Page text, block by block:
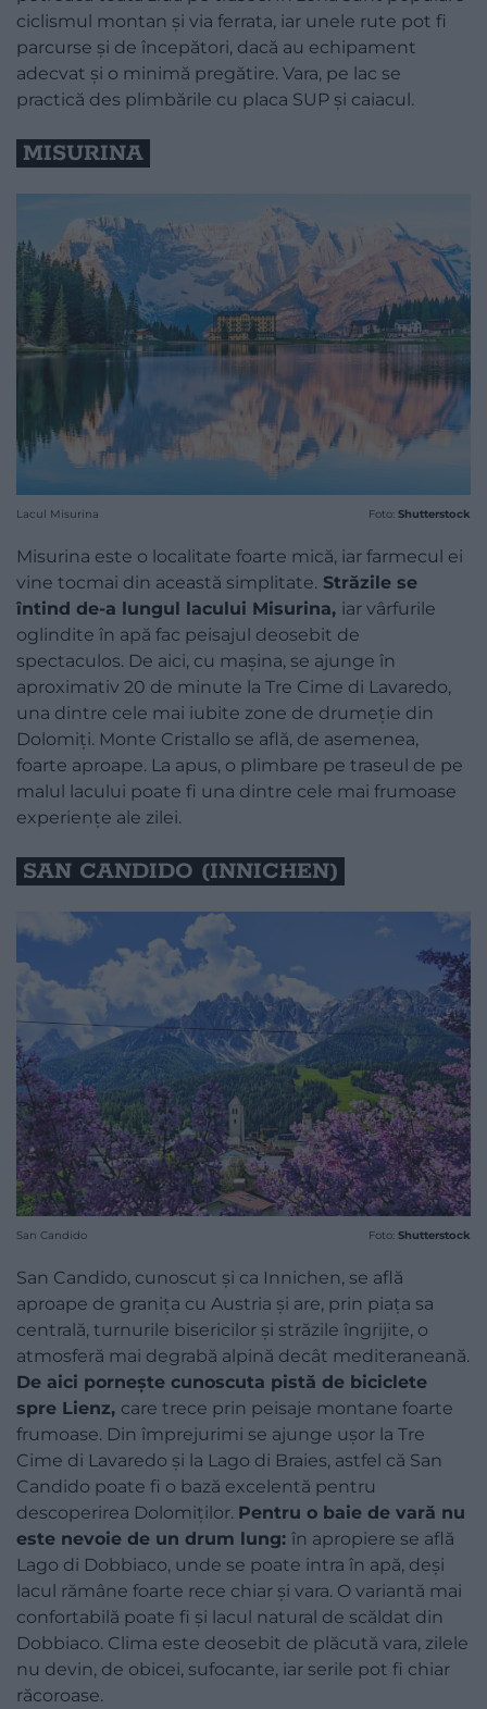
ciclismul montan și via ferrata, iar unele rute pot fi
parcurse și de începători, dacă au echipament
adecvat și o minimă pregătire. Vara, pe lac se
practică des plimbările cu placa SUP și caiacul.
MISURINA
Lacul Misurina Foto: Shutterstock
Misurina este o localitate foarte mică, iar farmecul ei
vine tocmai din această simplitate. Străzile se
întind de-a lungul lacului Misurina, iar vârfurile
oglindite în apă fac peisajul deosebit de
spectaculos. De aici, cu mașina, se ajunge în
aproximativ 20 de minute la Tre Cime di Lavaredo,
una dintre cele mai iubite zone de drumeție din
Dolomiți. Monte Cristallo se află, de asemenea,
foarte aproape. La apus, o plimbare pe traseul de pe
malul lacului poate fi una dintre cele mai frumoase
experiențe ale zilei.
SAN CANDIDO (INNICHEN)
San Candido Foto: Shutterstock
San Candido, cunoscut și ca Innichen, se află
aproape de granița cu Austria și are, prin piața sa
centrală, turnurile bisericilor și străzile îngrijite, o
atmosferă mai degrabă alpină decât mediteraneană.
De aici pornește cunoscuta pistă de biciclete
spre Lienz, care trece prin peisaje montane foarte
frumoase. Din împrejurimi se ajunge ușor la Tre
Cime di Lavaredo și la Lago di Braies, astfel că San
Candido poate fi o bază excelentă pentru
descoperirea Dolomiților. Pentru o baie de vară nu
este nevoie de un drum lung: în apropiere se află
Lago di Dobbiaco, unde se poate intra în apă, deși
lacul rămâne foarte rece chiar și vara. O variantă mai
confortabilă poate fi și lacul natural de scăldat din
Dobbiaco. Clima este deosebit de plăcută vara, zilele
nu devin, de obicei, sufocante, iar serile pot fi chiar
răcoroase.